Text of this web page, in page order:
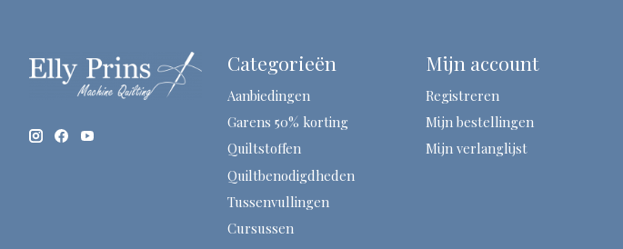
Categorieën
Aanbiedingen
Garens 50% korting
Quiltstoffen
Quiltbenodigdheden
Tussenvullingen
Cursussen
Mijn account
Registreren
Mijn bestellingen
Mijn verlanglijst